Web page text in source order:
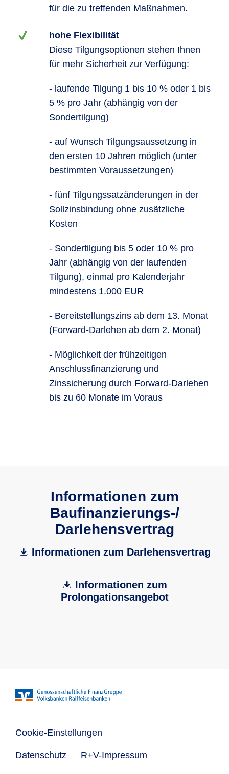
für die zu treffenden Maßnahmen.
hohe Flexibilität
Diese Tilgungsoptionen stehen Ihnen
für mehr Sicherheit zur Verfügung:
- laufende Tilgung 1 bis 10 % oder 1 bis
5 % pro Jahr (abhängig von der
Sondertilgung)
- auf Wunsch Tilgungsaussetzung in
den ersten 10 Jahren möglich (unter
bestimmten Voraussetzungen)
- fünf Tilgungssatzänderungen in der
Sollzinsbindung ohne zusätzliche
Kosten
- Sondertilgung bis 5 oder 10 % pro
Jahr (abhängig von der laufenden
Tilgung), einmal pro Kalenderjahr
mindestens 1.000 EUR
- Bereitstellungszins ab dem 13. Monat
(Forward-Darlehen ab dem 2. Monat)
- Möglichkeit der frühzeitigen
Anschlussfinanzierung und
Zinssicherung durch Forward-Darlehen
bis zu 60 Monate im Voraus
Informationen zum
Baufinanzie­rungs-/
Darlehensvertrag
Informationen zum Darlehensvertrag
Informationen zum
Prolongationsangebot
Cookie-Einstellungen
Datenschutz R+V-Impressum